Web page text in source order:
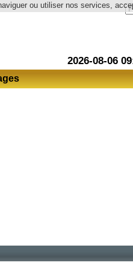
ou utiliser nos services,
Langue
2026-08-06